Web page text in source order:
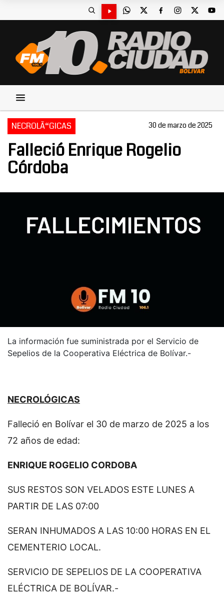
NECROLÃ“GICAS 30 de marzo de 2025
Falleció Enrique Rogelio
Córdoba
La información fue suministrada por el Servicio de
Sepelios de la Cooperativa Eléctrica de Bolívar.-
NECROLÓGICAS
Falleció en Bolívar el 30 de marzo de 2025 a los
72 años de edad:
ENRIQUE ROGELIO CORDOBA
SUS RESTOS SON VELADOS ESTE LUNES A
PARTIR DE LAS 07:00
SERAN INHUMADOS A LAS 10:00 HORAS EN EL
CEMENTERIO LOCAL.
SERVICIO DE SEPELIOS DE LA COOPERATIVA
ELÉCTRICA DE BOLÍVAR.-